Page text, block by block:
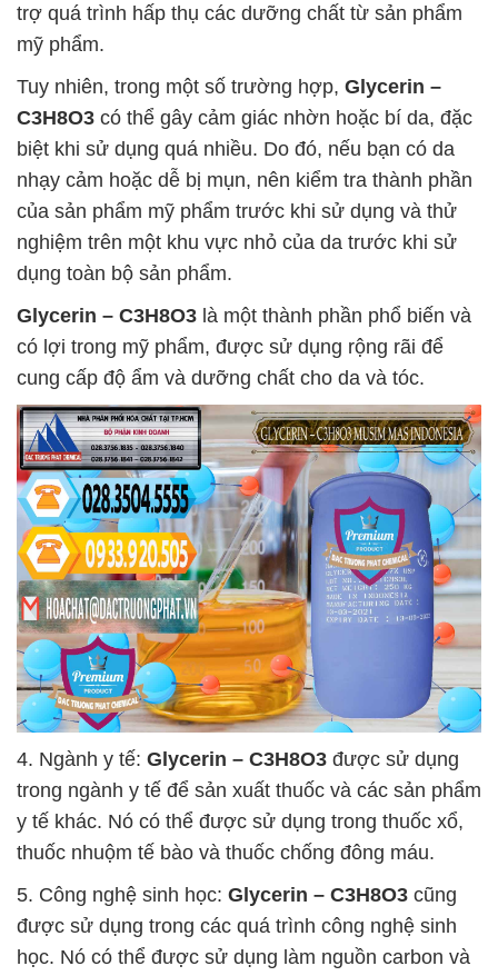
trợ quá trình hấp thụ các dưỡng chất từ sản phẩm
mỹ phẩm.
Tuy nhiên, trong một số trường hợp, Glycerin –
C3H8O3 có thể gây cảm giác nhờn hoặc bí da, đặc
biệt khi sử dụng quá nhiều. Do đó, nếu bạn có da
nhạy cảm hoặc dễ bị mụn, nên kiểm tra thành phần
của sản phẩm mỹ phẩm trước khi sử dụng và thử
nghiệm trên một khu vực nhỏ của da trước khi sử
dụng toàn bộ sản phẩm.
Glycerin – C3H8O3 là một thành phần phổ biến và
có lợi trong mỹ phẩm, được sử dụng rộng rãi để
cung cấp độ ẩm và dưỡng chất cho da và tóc.
4. Ngành y tế: Glycerin – C3H8O3 được sử dụng
trong ngành y tế để sản xuất thuốc và các sản phẩm
y tế khác. Nó có thể được sử dụng trong thuốc xổ,
thuốc nhuộm tế bào và thuốc chống đông máu.
5. Công nghệ sinh học: Glycerin – C3H8O3 cũng
được sử dụng trong các quá trình công nghệ sinh
học. Nó có thể được sử dụng làm nguồn carbon và